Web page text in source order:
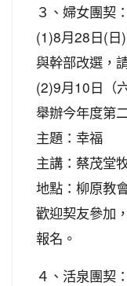
３、婦女團契：
(1)8月28日(日
與幹部改選，
(2)9月10日（
舉辦今年度第
主題：幸福
主講：蔡茂堂
地點：柳原教
歡迎契友參加
報名。
４、活泉團契：